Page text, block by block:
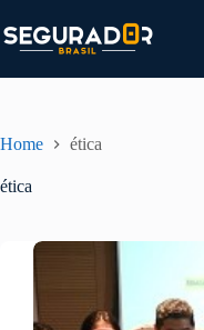
para
o
Home ética
ética